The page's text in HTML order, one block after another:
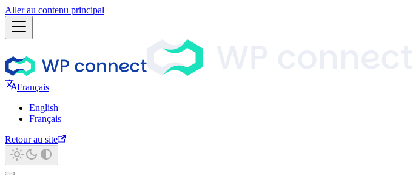
Aller au contenu principal
Français
English
Français
Retour au site